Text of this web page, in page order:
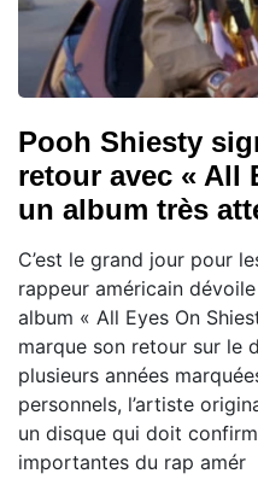
Pooh Shiesty
retour avec « All
un album très
C’est le grand jour pour
rappeur américain
album « All Eyes On
marque son retour sur le
plusieurs années
personnels, l’artiste
un disque qui doit
importantes du rap amér